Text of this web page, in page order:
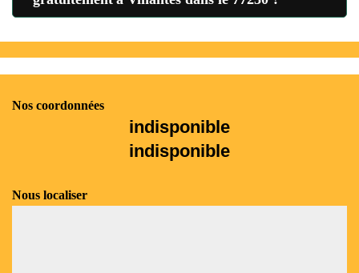
Nos coordonnées
indisponible
indisponible
Nous localiser